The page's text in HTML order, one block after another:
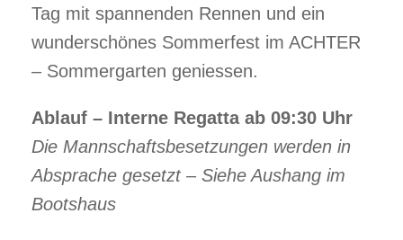
Tag mit spannenden Rennen und ein
wunderschönes Sommerfest im ACHTER
– Sommergarten geniessen.
Ablauf – Interne Regatta ab 09:30 Uhr
Die Mannschaftsbesetzungen werden in
Absprache gesetzt – Siehe Aushang im
Bootshaus